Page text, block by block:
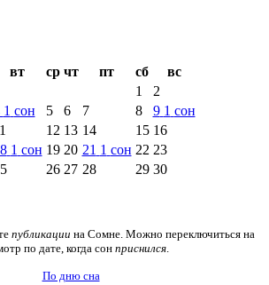
вт ср чт пт сб
вс
1
2
1 сон 5 6 7 8 9 1 сон
12 13 14 15 16
1 сон 19 20 21 1 сон 22 23
26 27 28 29 30
публикации на Сомне. Можно переключиться на
по дате, когда сон приснился
По дню сна